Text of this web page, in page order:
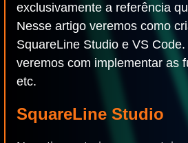
exclusivamente a referência
Nesse artigo veremos como
SquareLine Studio e VS
veremos com implementar as
etc.
SquareLine Studio